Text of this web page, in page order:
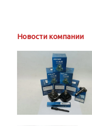
Новости компании